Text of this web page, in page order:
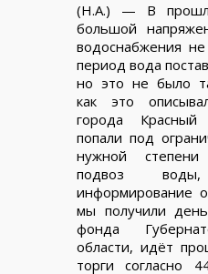
(Н.А.) — В
большой
водоснабжения
период вода
но это не было
как это
города
попали под
нужной
подвоз
информирование
мы получили
фонда
области, идёт
торги согласно